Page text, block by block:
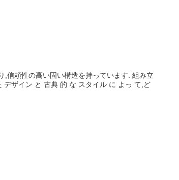
信頼性の高い固い構造を持っています. 組み立
ザイン と 古典 的 な スタイル に よっ て,ど